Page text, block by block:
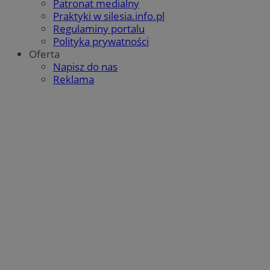
Patronat medialny
Praktyki w silesia.info.pl
Regulaminy portalu
Polityka prywatności
Oferta
Napisz do nas
Reklama
QeSessID orzesze.com.pl